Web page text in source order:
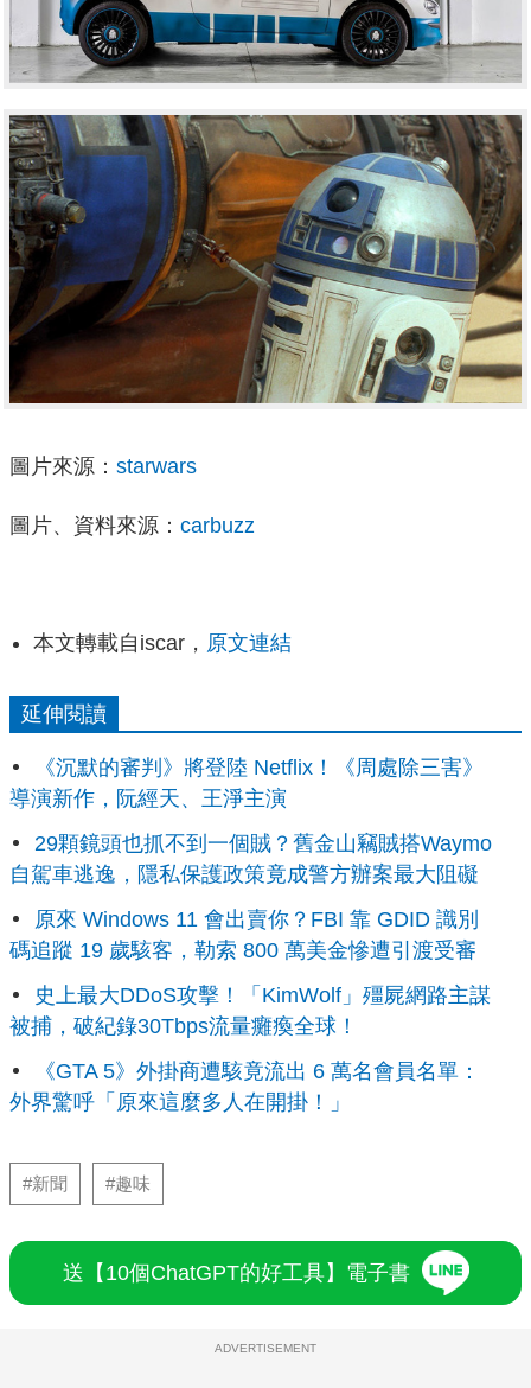
圖片來源： starwars
圖片、資料來源： carbuzz
本文轉載自iscar， 原文連結
延伸閱讀
《沉默的審判》將登陸 Netflix！《周處除三害》
導演新作，阮經天、王淨主演
29顆鏡頭也抓不到一個賊？舊金山竊賊搭Waymo
自駕車逃逸，隱私保護政策竟成警方辦案最大阻礙
原來 Windows 11 會出賣你？FBI 靠 GDID 識別
碼追蹤 19 歲駭客，勒索 800 萬美金慘遭引渡受審
史上最大DDoS攻擊！「KimWolf」殭屍網路主謀
被捕，破紀錄30Tbps流量癱瘓全球！
《GTA 5》外掛商遭駭竟流出 6 萬名會員名單：
外界驚呼「原來這麼多人在開掛！」
#新聞 #趣味
送【10個ChatGPT的好工具】電子書
ADVERTISEMENT